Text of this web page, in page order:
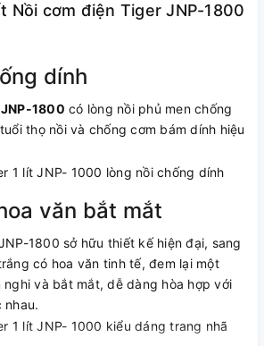
Nồi cơm điện Tiger JNP-1800
dính
1800 có lòng nồi phủ men chống
thọ nồi và chống cơm bám dính hiệu
văn bắt mắt
1800 sở hữu thiết kế hiện đại, sang
có hoa văn tinh tế, đem lại một
và bắt mắt, dễ dàng hòa hợp với
nhau.